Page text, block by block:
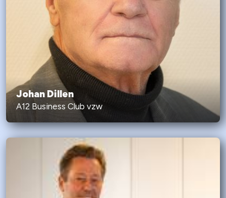
Johan Dillen
A12 Business Club vzw